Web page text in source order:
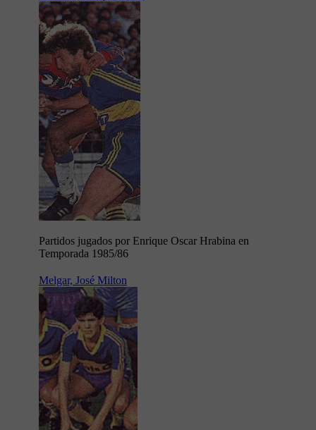
Partidos jugados por Enrique Oscar Hrabina en
Temporada 1985/86
Melgar, José Milton